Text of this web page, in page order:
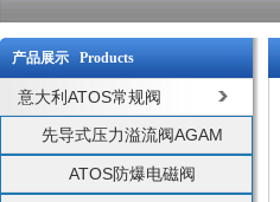
产品展示 Products
意大利ATOS常规阀
先导式压力溢流阀AGAM
ATOS防爆电磁阀